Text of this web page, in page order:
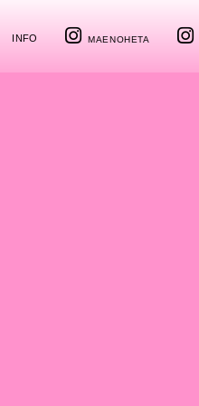
INFO MAENOHETA